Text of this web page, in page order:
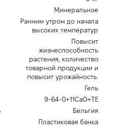
Минеральное
Ранним утром до начала
высоких температур
Повысит
жизнеспособность
растения, количество
товарной продукции и
повысит урожайность.
Гель
9-64-0+11CaO+TE
Бельгия
Пластиковая банка